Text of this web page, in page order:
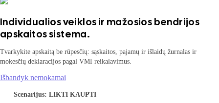
Individualios veiklos ir mažosios bendrijos
apskaitos sistema.
Tvarkykite apskaitą be rūpesčių: sąskaitos, pajamų ir išlaidų žurnalas ir
mokesčių deklaracijos pagal VMI reikalavimus.
Išbandyk nemokamai
Scenarijus: LIKTI KAUPTI